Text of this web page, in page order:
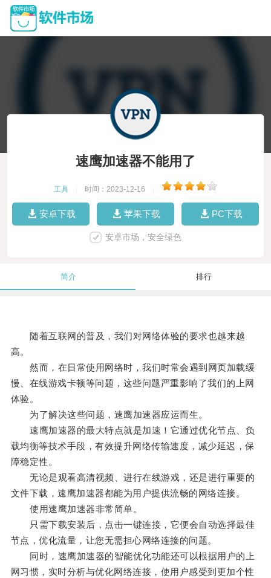
速鹰加速器不能用了
工具 时间：2023-12-16
安卓下载 苹果下载 PC下载
安卓市场，安全绿色
简介 排行
随着互联网的普及，我们对网络体验的要求也越来越
高。
然而，在日常使用网络时，我们时常会遇到网页加载缓
慢、在线游戏卡顿等问题，这些问题严重影响了我们的上网
体验。
为了解决这些问题，速鹰加速器应运而生。
速鹰加速器的最大特点就是加速！它通过优化节点、负
载均衡等技术手段，有效提升网络传输速度，减少延迟，保
障稳定性。
无论是观看高清视频、进行在线游戏，还是进行重要的
文件下载，速鹰加速器都能为用户提供流畅的网络连接。
使用速鹰加速器非常简单。
只需下载安装后，点击一键连接，它便会自动选择最佳
节点，优化流量，让您无需担心网络连接的问题。
同时，速鹰加速器的智能优化功能还可以根据用户的上
网习惯，实时分析与优化网络连接，使用户感受到更加个性